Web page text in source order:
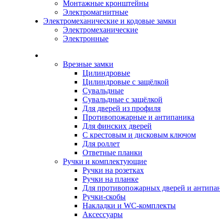
Монтажные кронштейны
Электромагнитные
Электромеханические и кодовые замки
Электромеханические
Электронные
Врезные замки
Цилиндровые
Цилиндровые с защёлкой
Сувальдные
Сувальдные с защёлкой
Для дверей из профиля
Противопожарные и антипаника
Для финских дверей
С крестовым и дисковым ключом
Для роллет
Ответные планки
Ручки и комплектующие
Ручки на розетках
Ручки на планке
Для противопожарных дверей и
Ручки-скобы
Накладки и WC-комплекты
Аксессуары